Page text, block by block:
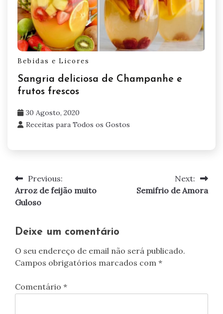
Bebidas e Licores
Sangria deliciosa de Champanhe e
frutos frescos
30 Agosto, 2020
Receitas para Todos os Gostos
Navegação
de
Previous:
Arroz de feijão muito
Guloso
Next:
Semifrio de Amora
Deixe um comentário
O seu endereço de email não será publicado.
Campos obrigatórios marcados com *
Comentário *